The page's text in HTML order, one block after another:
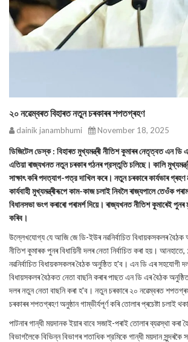
২০ নৱেম্বৰত বিহাৰত নতুন চৰকাৰৰ শপতগ্ৰহণ
dainik janambhumi November 18, 2025
ডিজিটেল ডেস্ক : বিহাৰত মুখ্যমন্ত্ৰী নীতিশ কুমাৰৰ নেতৃত্বত এন
এতিয়া ৰাজ্যখনত নতুন চৰকাৰ গঠনৰ প্রস্তুতি চলিছে। কালি
সাক্ষাৎ কৰি পদত্যাগ-পত্র দাখিল কৰে। নতুন চৰকাৰে কাৰ্যভাৰ
কাৰ্যবাহী মুখ্যমন্ত্ৰীৰূপে কাম-কাজ চলাই নিবলৈ ৰাজ্যপালে তেওঁক
বিধানসভা ভংগ কৰাৰো পৰামৰ্শ দিয়ে। ৰাজ্যখনত নীতিশ কুমাৰেই
কৰিব।
উল্লেখযোগ্য যে আজি জে ডি-ইউৰ নৱনিৰ্বাচিত বিধায়কসকলৰ
নীতিশ কুমাৰক পুনৰ বিধায়িনী দলৰ নেতা নির্বাচিত কৰা হয়।
নৱনিৰ্বাচিত বিধায়কসকলৰ বৈঠক অনুষ্ঠিত হ'ব। এন ডি এৰ সহযোগী
বিধায়সকলৰ বৈঠকত নেতা বাছনি কৰাৰ পাছত এন ডি এৰ বৈঠক
দলৰ নতুন নেতা বাছনি কৰা হ'ব। নতুন চৰকাৰে ২০ নৱেম্বৰত
চৰকাৰৰ শপতগ্ৰহণ অনুষ্ঠান গাম্ভীৰ্যপূৰ্ণ কৰি তোলাৰ প্ৰচেষ্টা চলাই
পাটনাৰ গান্ধী ময়দানক ইয়াৰ বাবে সজাই-পৰাই তোলাৰ ব্যৱস্থা কৰা
বিভাগলৈকে বিভিন্ন বিভাগৰ শতাধিক শ্রমিকে গান্ধী ময়দান